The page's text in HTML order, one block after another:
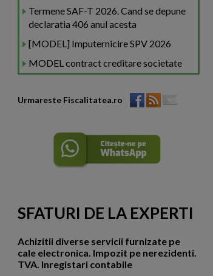
Termene SAF-T 2026. Cand se depune
declaratia 406 anul acesta
[MODEL] Imputernicire SPV 2026
MODEL contract creditare societate
Urmareste Fiscalitatea.ro
SFATURI DE LA EXPERTI
Achizitii diverse servicii furnizate pe
cale electronica. Impozit pe nerezidenti.
TVA. Inregistari contabile